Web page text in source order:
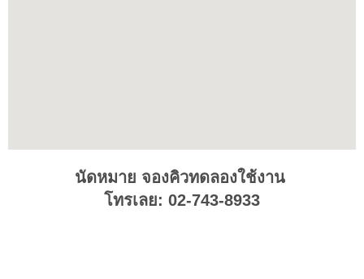
นัดหมาย จองคิวทดลองใช้งาน
โทรเลย: 02-743-8933